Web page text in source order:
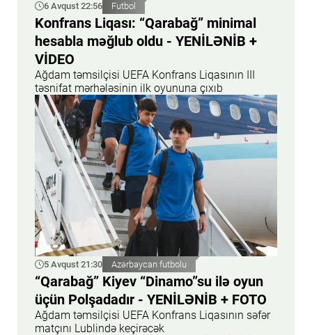
6 Avqust 22:56 Futbol
Konfrans Liqası: “Qarabağ” minimal
hesabla məğlub oldu - YENİLƏNİB +
VİDEO
Ağdam təmsilçisi UEFA Konfrans Liqasının III
təsnifat mərhələsinin ilk oyununa çıxıb
5 Avqust 21:30 Azərbaycan futbolu
“Qarabağ” Kiyev “Dinamo”su ilə oyun
üçün Polşadadır - YENİLƏNİB + FOTO
Ağdam təmsilçisi UEFA Konfrans Liqasının səfər
matçını Lublində keçirəcək